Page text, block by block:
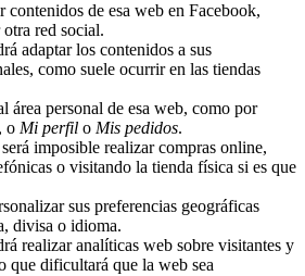
contenidos de esa web en Facebook,
red social.
adaptar los contenidos a sus
como suele ocurrir en las tiendas
área personal de esa web, como por
, o Mi perfil o Mis pedidos.
imposible realizar compras online,
o visitando la tienda física si es que
sus preferencias geográficas
divisa o idioma.
realizar analíticas web sobre visitantes y
que dificultará que la web sea